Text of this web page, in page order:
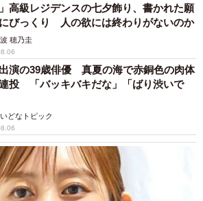
高級レジデンスの七夕飾り、書かれた願
びっくり 人の欲には終わりがないのか
穂乃圭
演の39歳俳優 真夏の海で赤銅色の肉体
投 「バッキバキだな」「ばり渋いで
どなトピック